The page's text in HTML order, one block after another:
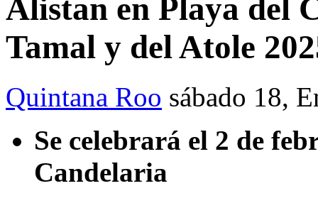
Alistan en Playa del
Tamal y del Atole
Quintana Roo sábado 18,
Se celebrará el 2 de
Candelaria